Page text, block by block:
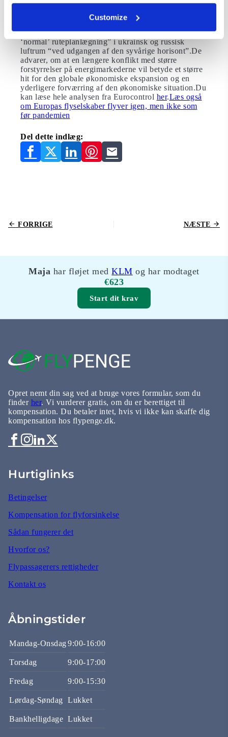
Customize
juli 2019.Det er ifølge Eurocontrol ikke sikkert, om
flyselskaberne på baggrund af
brændstofprisstigningerne vil gøre deres billetpriser
dyrere.Eurocontrol forudser “ingen tilbagevenden til
‘normal’ ruteplanlægning” i ukrainsk og russisk
luftrum “ved udgangen af den syvårige horisont”.De
advarer, om at en længere konflikt med større
forstyrrelser på energimarkederne vil betyde et større
hit for den globale økonomiske ekspansion og en
yderligere forværring af den økonomiske situation.Du
kan læse hele analysen fra Eurocontrol her.Læs også
om Europas flyselskaber flyver igen, men ikke som
før pandemien
Del dette indlæg:
FORRIGE NÆSTE
Maja har fløjet medKLM og har modtaget
€623
Start dit krav
Opret nemt din sag ved at bruge vores formular, som du
finder her. Vi vurderer gratis, om du er berettiget til
kompensation. Du betaler intet, hvis vi ikke kan skaffe dig
kompensation hos flypenge.dk.
Hurtiglinks
Betingelser
Kompensation for flyforsinkelse
Sådan fungerer det
Hvorfor os?
Flypassagerers rettigheder
Kontakt os
Åbningstider
Mandag-Onsdag9:00-16:00
Torsdag 9:00-17:00
Fredag 9:00-15:30
Lørdag-Søndag Lukket
Bankhelligdage Lukket